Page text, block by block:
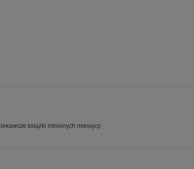
książki minionych miesięcy